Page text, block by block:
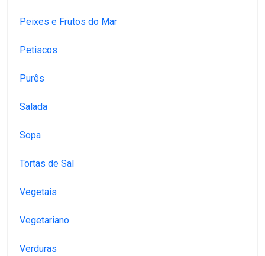
Peixes e Frutos do Mar
Petiscos
Purês
Salada
Sopa
Tortas de Sal
Vegetais
Vegetariano
Verduras